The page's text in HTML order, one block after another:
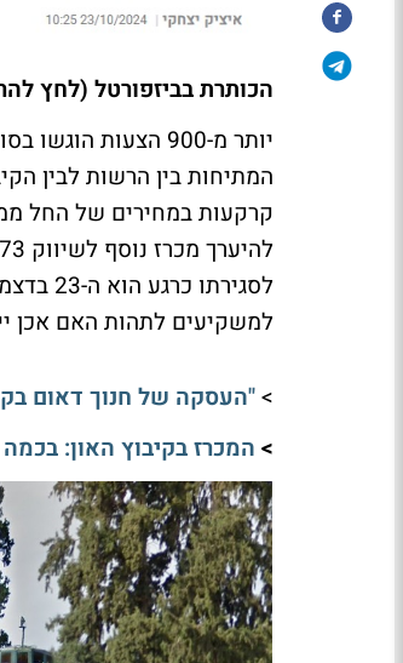
הכותרת בביזפורטל (לחץ
יותר מ-900
המתיחות בין הרשות לבין
קרקעות במחירים של החל
למשקיעים לתהות האם אכן
>"העסקה של חנוך דאום בקיבוץ
> המכרז בקיבוץ האון: